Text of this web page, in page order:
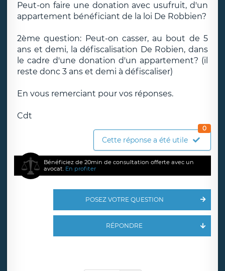
Peut-on faire une donation avec usufruit, d'un
appartement bénéficiant de la loi De Robbien?
2ème question: Peut-on casser, au bout de 5
ans et demi, la défiscalisation De Robien, dans
le cadre d'une donation d'un appartement? (il
reste donc 3 ans et demi à défiscaliser)
En vous remerciant pour vos réponses.
Cdt
Cette réponse a été utile
0
Bénéficiez de 20min de consultation offerte avec un
avocat. En profiter
POSEZ VOTRE QUESTION
RÉPONDRE